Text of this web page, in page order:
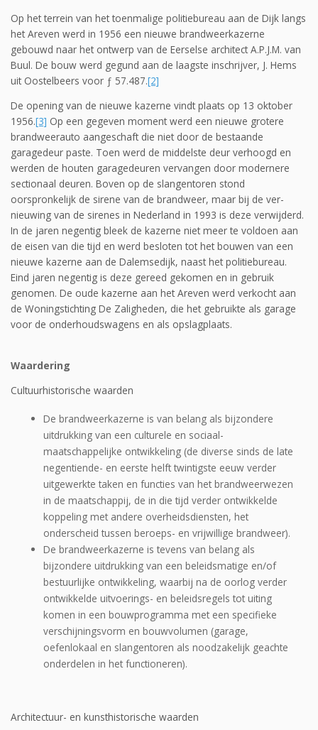
Op het terrein van het toenmalige politiebureau aan de Dijk langs
het Areven werd in 1956 een nieuwe brandweerkazerne
gebouwd naar het ontwerp van de Eerselse architect A.P.J.M. van
Buul. De bouw werd gegund aan de laagste inschrijver, J. Hems
uit Oostelbeers voor ƒ 57.487.[2]
De opening van de nieuwe kazerne vindt plaats op 13 oktober
1956.[3] Op een gegeven moment werd een nieuwe grotere
brandweerauto aangeschaft die niet door de bestaande
garagedeur paste. Toen werd de middelste deur verhoogd en
werden de houten garagedeuren vervangen door modernere
sectionaal deuren. Boven op de slangentoren stond
oorspronkelijk de sirene van de brandweer, maar bij de ver­
nieuwing van de sirenes in Nederland in 1993 is deze verwijderd.
In de jaren negentig bleek de kazerne niet meer te voldoen aan
de eisen van die tijd en werd besloten tot het bouwen van een
nieuwe kazerne aan de Dalemsedijk, naast het politiebureau.
Eind jaren negentig is deze gereed gekomen en in gebruik
genomen. De oude kazerne aan het Areven werd verkocht aan
de Woningstichting De Zaligheden, die het gebruikte als garage
voor de onderhoudswagens en als opslagplaats.
Waardering
Cultuurhistorische waarden
De brandweerkazerne is van belang als bijzondere
uitdrukking van een culturele en sociaal-
maatschappelijke ontwikkeling (de diverse sinds de late
negentiende- en eerste helft twintigste eeuw verder
uitgewerkte taken en functies van het brandweerwezen
in de maat­schappij, de in die tijd verder ontwikkelde
koppeling met andere overheidsdiensten, het
onderscheid tussen beroeps- en vrijwillige brandweer).
De brandweerkazerne is tevens van belang als
bijzondere uitdrukking van een beleids­matige en/of
bestuurlijke ontwikkeling, waarbij na de oorlog verder
ontwikkelde uitvoerings- en beleidsregels tot uiting
komen in een bouwprogramma met een specifieke
verschijnings­vorm en bouwvolumen (garage,
oefenlokaal en slangentoren als noodzakelijk geachte
onderdelen in het functioneren).
Architectuur- en kunsthistorische waarden